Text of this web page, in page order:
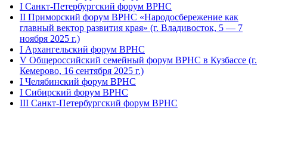
I Санкт-Петербургский форум ВРНС
II Приморский форум ВРНС «Народосбережение как
главный вектор развития края» (г. Владивосток, 5 — 7
ноября 2025 г.)
I Архангельский форум ВРНС
V Общероссийский семейный форум ВРНС в Кузбассе (г.
Кемерово, 16 сентября 2025 г.)
I Челябинский форум ВРНС
I Сибирский форум ВРНС
III Санкт-Петербургский форум ВРНС